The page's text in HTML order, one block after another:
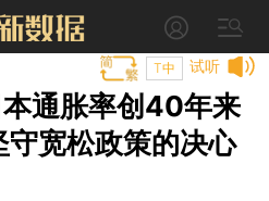
试听
T中
本通胀率创40年来
守宽松政策的决心